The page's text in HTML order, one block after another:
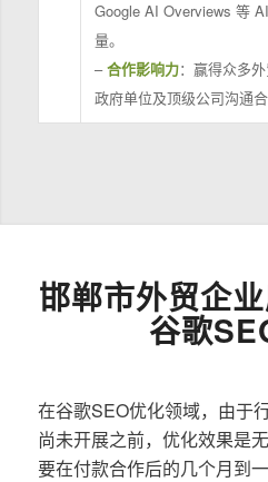
Google AI Overviews 等
量。
–合作影响力：赢得众多
政府单位及顶级公司沟通合
邯郸市外贸企
谷歌
在谷歌SEO优化领域，由于
尚未开展之前，优化效果是
要在付款合作后的几个月到